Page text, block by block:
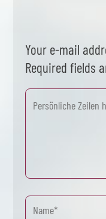
Your e-mail
Required fields